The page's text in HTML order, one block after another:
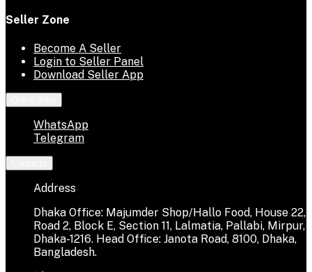
Seller Zone
Become A Seller
Login to Seller Panel
Download Seller App
WhatsApp
Telegram
Address
Dhaka Office: Majumder Shop/Hallo Food, House 22,
Road 2, Block E, Section 11, Lalmatia, Pallabi, Mirpur,
Dhaka-1216. Head Office: Janota Road, 8100, Dhaka,
Bangladesh.